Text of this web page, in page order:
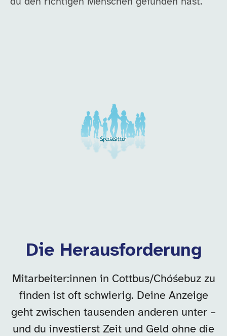
Unsere Arbeitgeber in
Die Herausforderung
Mitarbeiter:innen in Cottbus/Chóśebuz zu
finden ist oft schwierig. Deine Anzeige
geht zwischen tausenden anderen unter –
und du investierst Zeit und Geld ohne die